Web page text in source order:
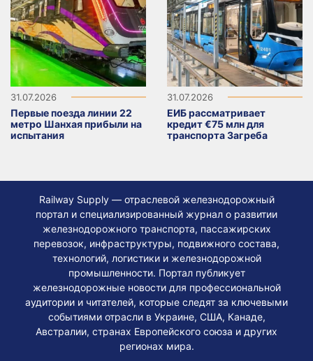
31.07.2026
Первые поезда линии 22
метро Шанхая прибыли на
испытания
31.07.2026
ЕИБ рассматривает
кредит €75 млн для
транспорта Загреба
Railway Supply — отраслевой железнодорожный
портал и специализированный журнал о развитии
железнодорожного транспорта, пассажирских
перевозок, инфраструктуры, подвижного состава,
технологий, логистики и железнодорожной
промышленности. Портал публикует
железнодорожные новости для профессиональной
аудитории и читателей, которые следят за ключевыми
событиями отрасли в Украине, США, Канаде,
Австралии, странах Европейского союза и других
регионах мира.